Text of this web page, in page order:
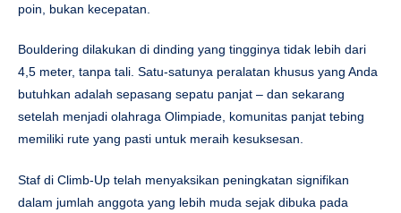
poin, bukan kecepatan.
Bouldering dilakukan di dinding yang tingginya tidak lebih dari
4,5 meter, tanpa tali. Satu-satunya peralatan khusus yang Anda
butuhkan adalah sepasang sepatu panjat – dan sekarang
setelah menjadi olahraga Olimpiade, komunitas panjat tebing
memiliki rute yang pasti untuk meraih kesuksesan.
Staf di Climb-Up telah menyaksikan peningkatan signifikan
dalam jumlah anggota yang lebih muda sejak dibuka pada